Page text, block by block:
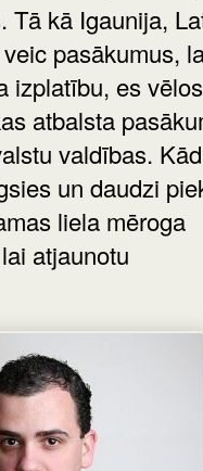
Tā kā Igaunija,
pasākumus,
izplatību, es
atbalsta
valdības.
un daudzi
liela mēroga
atjaunotu